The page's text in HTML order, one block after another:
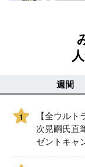
週間
1
【全ウル
次晃嗣氏直
ゼントキャ